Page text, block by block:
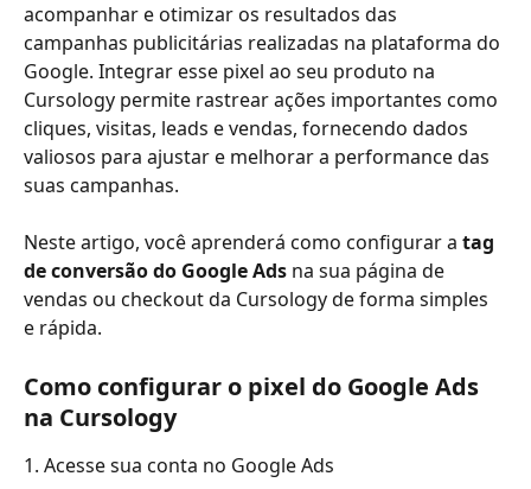
acompanhar e otimizar os resultados das
campanhas publicitárias realizadas na plataforma do
Google. Integrar esse pixel ao seu produto na
Cursology permite rastrear ações importantes como
cliques, visitas, leads e vendas, fornecendo dados
valiosos para ajustar e melhorar a performance das
suas campanhas.
Neste artigo, você aprenderá como configurar a tag
de conversão do Google Ads na sua página de
vendas ou checkout da Cursology de forma simples
e rápida.
Como configurar o pixel do Google Ads
na Cursology
1. Acesse sua conta no Google Ads